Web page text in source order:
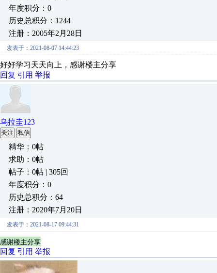
年度积分：0
历史总积分：1244
注册：2005年2月28日
发表于：2021-08-07 14:44:23
好好学习天天向上，感谢楼主分享
回复 引用 举报
乌拉圭123
关注 私信
精华：0帖
求助：0帖
帖子：0帖 | 305回
年度积分：0
历史总积分：64
注册：2020年7月20日
发表于：2021-08-17 09:44:31
感谢楼主分享
回复 引用 举报